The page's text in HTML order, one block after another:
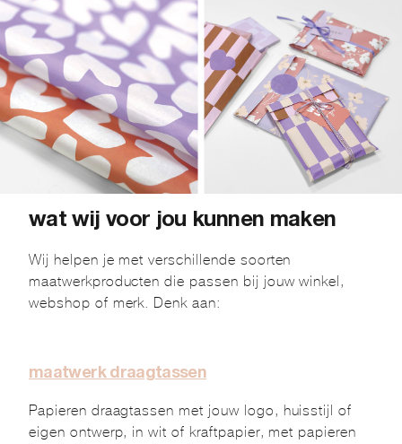
wat wij voor jou kunnen maken
Wij helpen je met verschillende soorten
maatwerkproducten die passen bij jouw winkel,
webshop of merk. Denk aan:
maatwerk draagtassen
Papieren draagtassen met jouw logo, huisstijl of
eigen ontwerp, in wit of kraftpapier, met papieren